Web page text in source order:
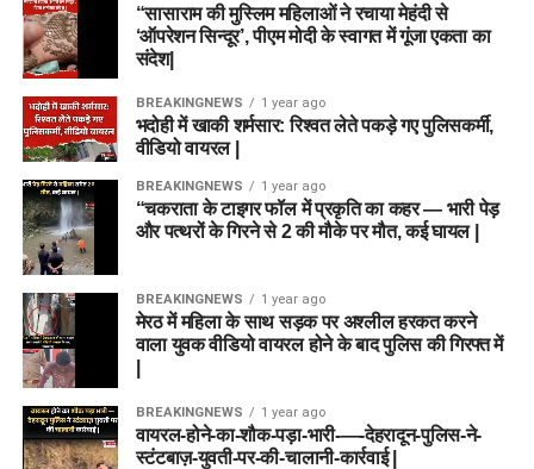
“सासाराम की मुस्लिम महिलाओं ने रचाया मेहंदी से
‘ऑपरेशन सिन्दूर’, पीएम मोदी के स्वागत में गूंजा एकता का
संदेश|
BREAKINGNEWS 1 year ago
भदोही में खाकी शर्मसार: रिश्वत लेते पकड़े गए पुलिसकर्मी,
वीडियो वायरल |
BREAKINGNEWS 1 year ago
“चकराता के टाइगर फॉल में प्रकृति का कहर — भारी पेड़
और पत्थरों के गिरने से 2 की मौके पर मौत, कई घायल |
BREAKINGNEWS 1 year ago
मेरठ में महिला के साथ सड़क पर अश्लील हरकत करने
वाला युवक वीडियो वायरल होने के बाद पुलिस की गिरफ्त में
BREAKINGNEWS 1 year ago
वायरल-होने-का-शौक-पड़ा-भारी-—-देहरादून-पुलिस-ने-
स्टंटबाज़-युवती-पर-की-चालानी-कार्रवाई |